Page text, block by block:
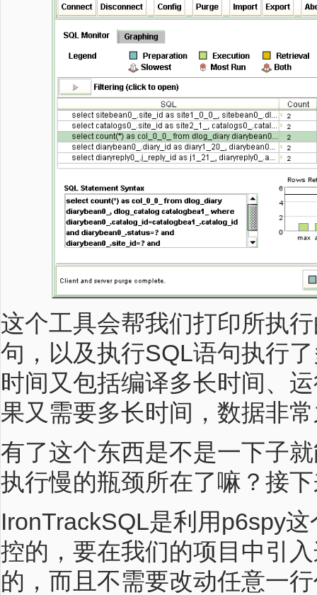
这个工具会帮我们打印所执
句，以及执行SQL语句执行
时间又包括编译多长时间、
果又需要多长时间，数据非
有了这个东西是不是一下子
执行慢的瓶颈所在了嘛？接
IronTrackSQL是利用p6spy
控的，要在我们的项目中引
的，而且不需要改动任意一